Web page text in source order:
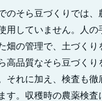
のそら豆づくりでは、
用していません。人の
畑の管理で、土づくり
高品質なそら豆づくり
それに加え、検査も徹
す。収穫時の農薬検査